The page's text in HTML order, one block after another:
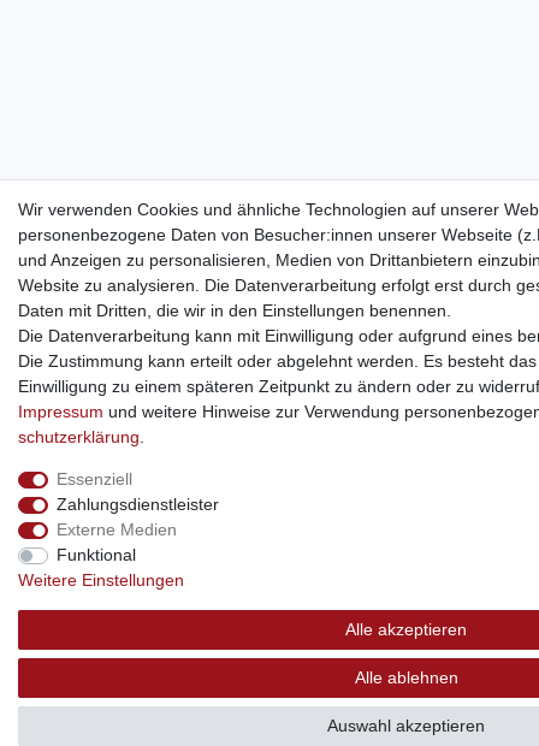
Wir verwenden Cookies und ähnliche Technologien auf unserer
personenbezogene Daten von Besucher:innen unserer Webseite
und Anzeigen zu personalisieren, Medien von Drittanbietern
Website zu analysieren. Die Datenverarbeitung erfolgt erst durch
Daten mit Dritten, die wir in den Einstellungen benennen.
Die Datenverarbeitung kann mit Einwilligung oder aufgrund eines
Die Zustimmung kann erteilt oder abgelehnt werden. Es besteht
Einwilligung zu einem späteren Zeitpunkt zu ändern oder zu
Impressum und weitere Hinweise zur Verwendung
schutz­erklärung
Essenziell
Zahlungsdienstleister
Externe Medien
Funktional
Weitere Einstellungen
Alle akzeptieren
Alle ablehnen
Auswahl akzeptieren